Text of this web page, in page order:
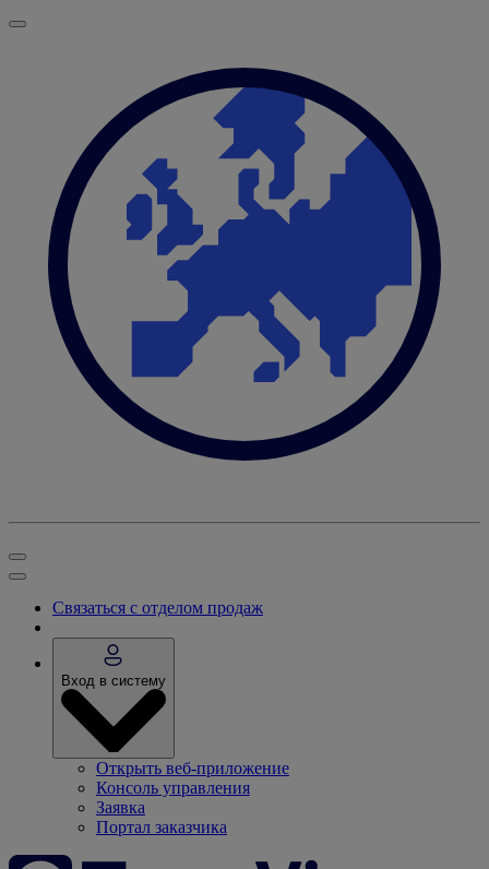
Связаться с отделом продаж
Вход в систему
Открыть веб-приложение
Консоль управления
Заявка
Портал заказчика